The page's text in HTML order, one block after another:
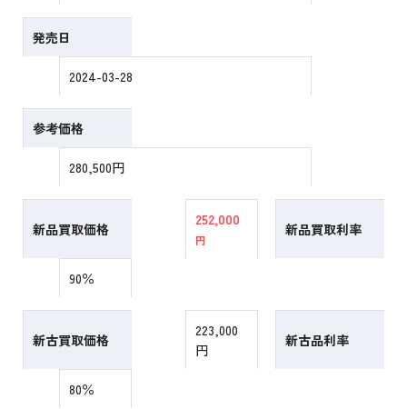
発売日
2024-03-28
参考価格
280,500円
新品買取価格
252,000
円
新品買取利率
90％
新古買取価格
223,000
円
新古品利率
80％